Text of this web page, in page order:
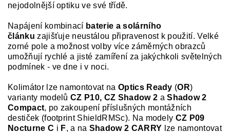
nejodolnější optiku ve své třídě.
Napájení kombinací baterie a solárního
článku zajišťuje neustálou připravenost k použití. Velké
zorné pole a možnost volby více záměrných obrazců
umožňují rychlé a jisté zamíření za jakýchkoli světelných
podmínek - ve dne i v noci.
Kolimátor lze namontovat na Optics Ready (OR)
varianty modelůCZ P10, CZ Shadow 2 aShadow 2
Compact, po zakoupení příslušných montážních
destiček (footprint ShieldRMSc). Na modely CZ P09
Nocturne C i F, a na Shadow 2 CARRY lze namontovat